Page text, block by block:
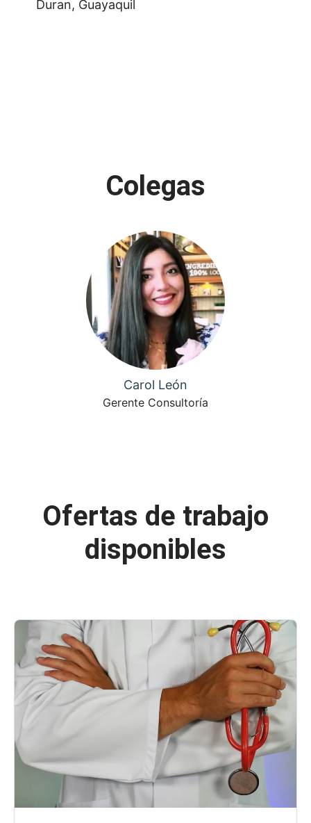
Duran, Guayaquil
Colegas
Carol León
Gerente Consultoría
Ofertas de trabajo
disponibles